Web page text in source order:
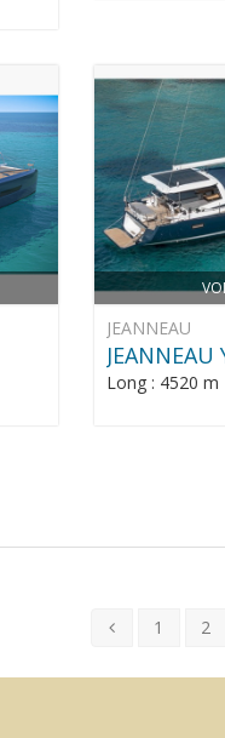
JEANNEAU
JEANNEAU
Long : 4520
1 2